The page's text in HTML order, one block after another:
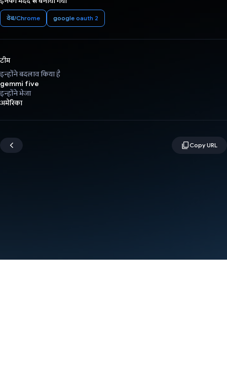
वेब/Chrome google oauth 2
टीम
इन्होंने बदलाव किया है
gemmi five
इन्होंने भेजा
अमेरिका